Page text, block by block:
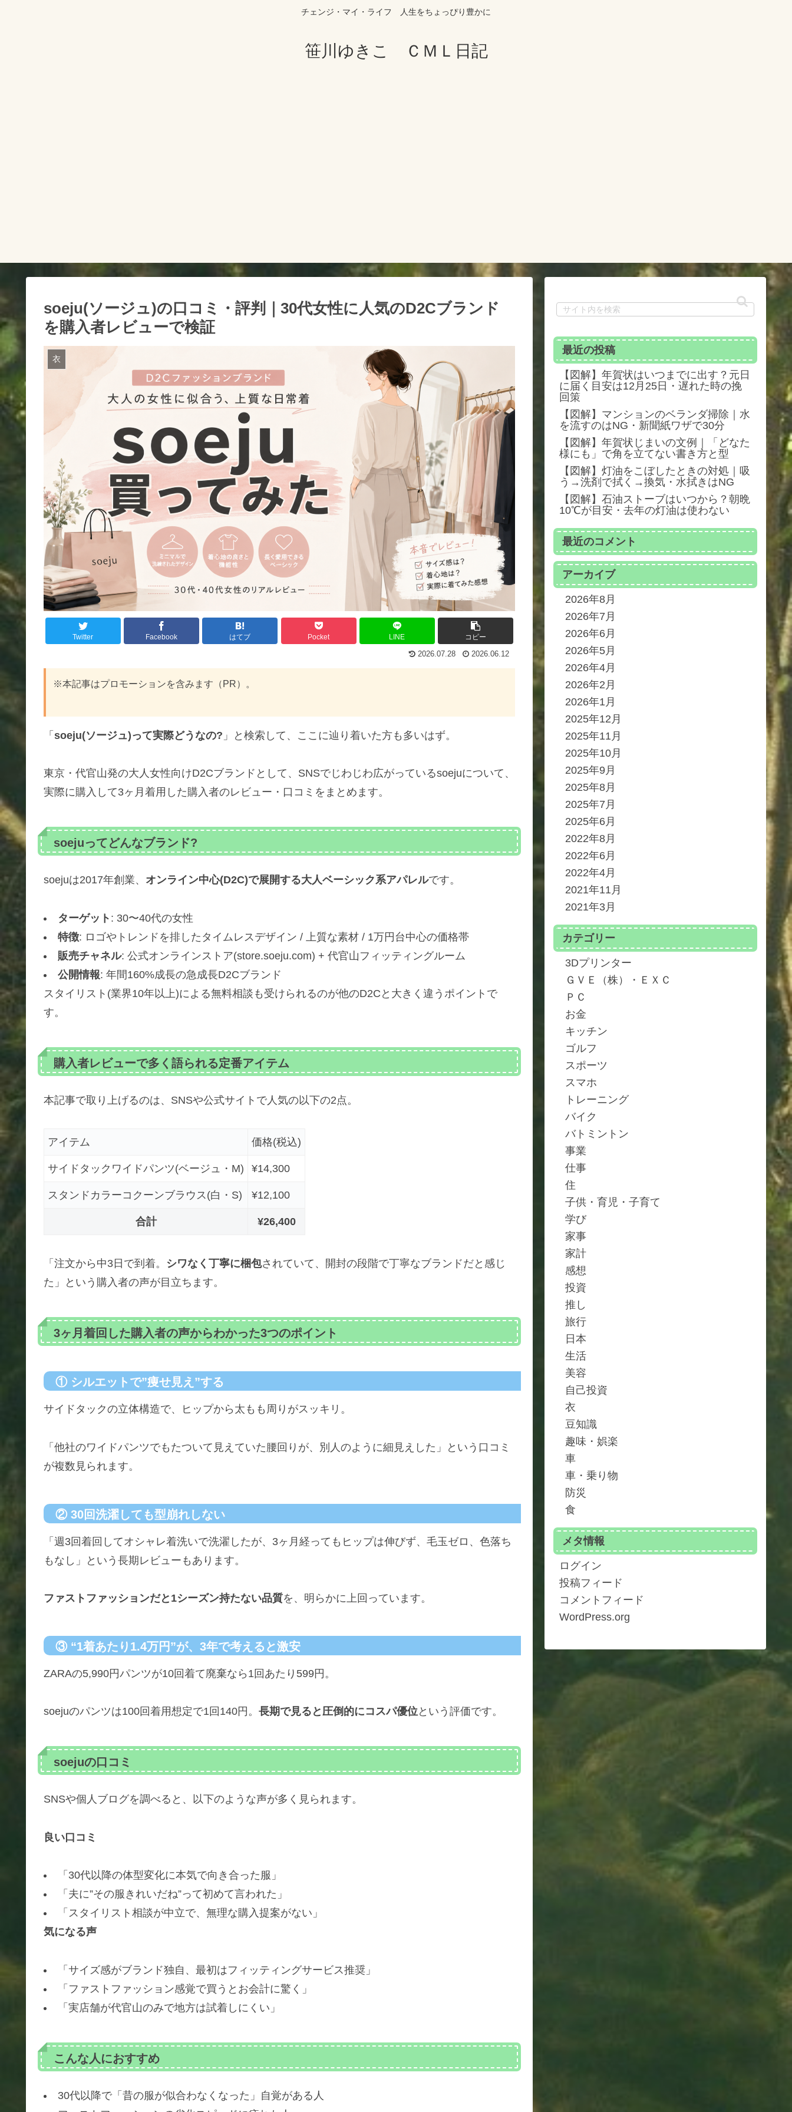
チェンジ・マイ・ライフ 人生をちょっぴり豊かに
笹川ゆきこ ＣＭＬ日記
soeju(ソージュ)の口コミ・評判｜30代女性に人気のD2Cブランド
を購入者レビューで検証
衣
Twitter Facebook はてブ Pocket LINE コピー
2026.07.28 2026.06.12
※本記事はプロモーションを含みます（PR）。
「 soeju(ソージュ)って実際どうなの? 」と検索して、ここに辿り着いた方も多いはず。
東京・代官山発の大人女性向けD2Cブランドとして、SNSでじわじわ広がっているsoejuについて、
実際に購入して3ヶ月着用した購入者のレビュー・口コミをまとめます。
soejuってどんなブランド?
soejuは2017年創業、 オンライン中心(D2C)で展開する大人ベーシック系アパレルです。
ターゲット : 30〜40代の女性
特徴: ロゴやトレンドを排したタイムレスデザイン / 上質な素材 / 1万円台中心の価格帯
販売チャネル: 公式オンラインストア(store.soeju.com) + 代官山フィッティングルーム
公開情報: 年間160%成長の急成長D2Cブランド
スタイリスト(業界10年以上)による無料相談も受けられるのが他のD2Cと大きく違うポイントで
す。
購入者レビューで多く語られる定番アイテム
本記事で取り上げるのは、SNSや公式サイトで人気の以下の2点。
アイテム 価格(税込)
サイドタックワイドパンツ(ベージュ・M) ¥14,300
スタンドカラーコクーンブラウス(白・S) ¥12,100
合計 ¥26,400
「注文から中3日で到着。 シワなく丁寧に梱包されていて、開封の段階で丁寧なブランドだと感じ
た」という購入者の声が目立ちます。
3ヶ月着回した購入者の声からわかった3つのポイント
① シルエットで”痩せ見え”する
サイドタックの立体構造で、ヒップから太もも周りがスッキリ。
「他社のワイドパンツでもたついて見えていた腰回りが、別人のように細見えした」という口コミ
が複数見られます。
② 30回洗濯しても型崩れしない
「週3回着回してオシャレ着洗いで洗濯したが、3ヶ月経ってもヒップは伸びず、毛玉ゼロ、色落ち
もなし」という長期レビューもあります。
ファストファッションだと1シーズン持たない品質を、明らかに上回っています。
③ “1着あたり1.4万円”が、3年で考えると激安
ZARAの5,990円パンツが10回着て廃棄なら1回あたり599円。
soejuのパンツは100回着用想定で1回140円。 長期で見ると圧倒的にコスパ優位という評価です。
soejuの口コミ
SNSや個人ブログを調べると、以下のような声が多く見られます。
良い口コミ
「30代以降の体型変化に本気で向き合った服」
「夫に”その服きれいだね”って初めて言われた」
「スタイリスト相談が中立で、無理な購入提案がない」
気になる声
「サイズ感がブランド独自、最初はフィッティングサービス推奨」
「ファストファッション感覚で買うとお会計に驚く」
「実店舗が代官山のみで地方は試着しにくい」
こんな人におすすめ
30代以降で「昔の服が似合わなくなった」自覚がある人
最近の投稿
【図解】年賀状はいつまでに出す？元日
に届く目安は12月25日・遅れた時の挽
回策
【図解】マンションのベランダ掃除｜水
を流すのはNG・新聞紙ワザで30分
【図解】年賀状じまいの文例｜「どなた
様にも」で角を立てない書き方と型
【図解】灯油をこぼしたときの対処｜吸
う→洗剤で拭く→換気・水拭きはNG
【図解】石油ストーブはいつから？朝晩
10℃が目安・去年の灯油は使わない
最近のコメント
アーカイブ
2026年8月
2026年7月
2026年6月
2026年5月
2026年4月
2026年2月
2026年1月
2025年12月
2025年11月
2025年10月
2025年9月
2025年8月
2025年7月
2025年6月
2022年8月
2022年6月
2022年4月
2021年11月
2021年3月
カテゴリー
3Dプリンター
ＧＶＥ（株）・ＥＸＣ
ＰＣ
お金
キッチン
ゴルフ
スポーツ
スマホ
トレーニング
バイク
バトミントン
事業
仕事
住
子供・育児・子育て
学び
家事
家計
感想
投資
推し
旅行
日本
生活
美容
自己投資
衣
豆知識
趣味・娯楽
車
車・乗り物
防災
食
メタ情報
ログイン
投稿フィード
コメントフィード
WordPress.org